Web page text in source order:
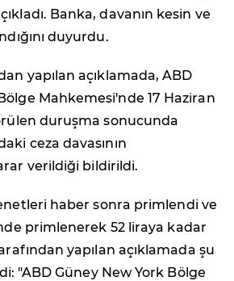
Banka, davanın kesin ve
duyurdu.
yapılan açıklamada, ABD
Mahkemesi'nde 17 Haziran
duruşma sonucunda
ceza davasının
verildiği bildirildi.
haber sonra primlendi ve
primlenerek 52 liraya kadar
yapılan açıklamada şu
"ABD Güney New York Bölge